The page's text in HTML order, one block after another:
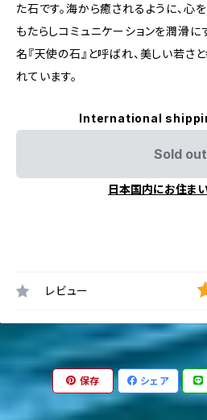
た石です。海から癒されるように、心
もたらしコミュニケーションを潤滑に
名『天使の石』と呼ばれ、美しい若さ
れています。
International
Sold out
日本国内にお住ま
レビュー
保存 シェア